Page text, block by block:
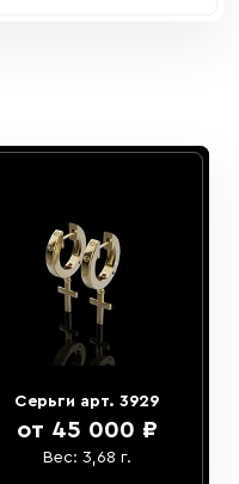
Серьги арт. 3929
от 45 000 ₽
Вес: 3,68 г.